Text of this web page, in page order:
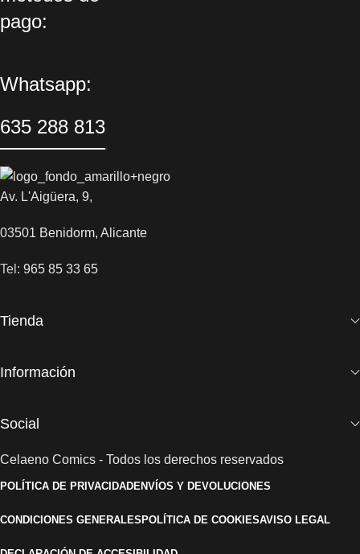
pago:
Whatsapp:
635 288 813
Av. L'Aigüera, 9,
03501 Benidorm, Alicante
Tel: 965 85 33 65
Tienda
Información
Social
Celaeno Comics - Todos los derechos reservados
POLÍTICA DE PRIVACIDADENVÍOS Y DEVOLUCIONES
CONDICIONES GENERALES POLÍTICA DE COOKIESAVISO LEGAL